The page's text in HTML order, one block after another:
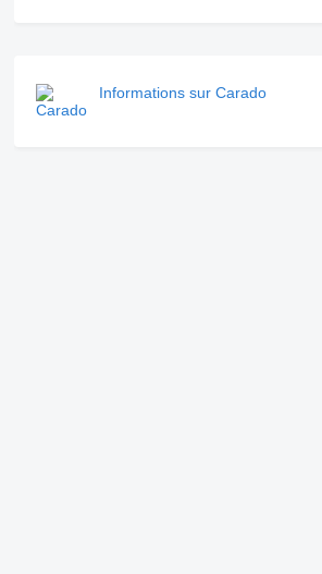
Informations sur Carado